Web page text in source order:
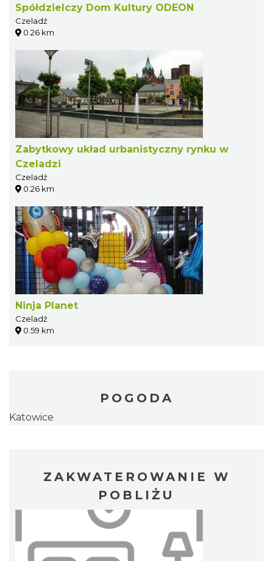
Spółdzielczy Dom Kultury ODEON
Czeladź
0.26 km
Zabytkowy układ urbanistyczny rynku w
Czeladzi
Czeladź
0.26 km
Ninja Planet
Czeladź
0.59 km
POGODA
Katowice
ZAKWATEROWANIE W
POBLIŻU